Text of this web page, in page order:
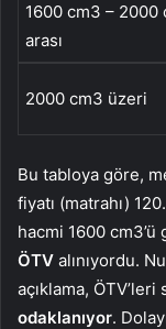
1600 cm3 – 2000
arası
2000 cm3 üzeri
Bu tabloya göre,
fiyatı (matrahı)
hacmi 1600
ÖTV alınıyordu.
açıklama,
odaklanıyor.